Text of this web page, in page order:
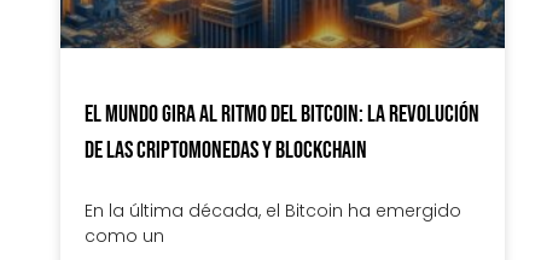
El Mundo Gira al Ritmo del Bitcoin: La Revolución
de las Criptomonedas y Blockchain
En la última década, el Bitcoin ha emergido
como un